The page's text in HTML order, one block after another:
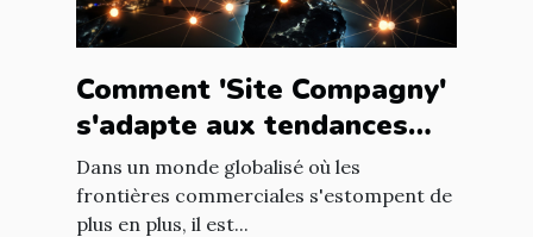
Comment 'Site Compagny'
s'adapte aux tendances
internationales du marché
en ligne
Dans un monde globalisé où les
frontières commerciales s'estompent de
plus en plus, il est...